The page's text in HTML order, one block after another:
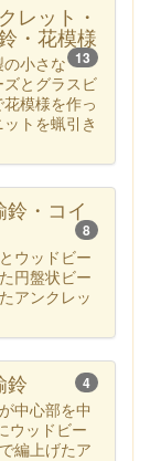
レット・
・花模様
13
小さな
とグラスビ
模様を作っ
トを蝋引き
・コイ
8
ウッドビー
円盤状ビー
アンクレッ
鈴 4
中心部を中
ウッドビー
編上げたア